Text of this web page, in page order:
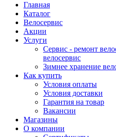
Главная
Каталог
Велосервис
Акции
Услуги
Сервис - ремонт
велосервис
Зимнее хранение
Как купить
Условия оплаты
Условия доставки
Гарантия на товар
Вакансии
Магазины
О компании